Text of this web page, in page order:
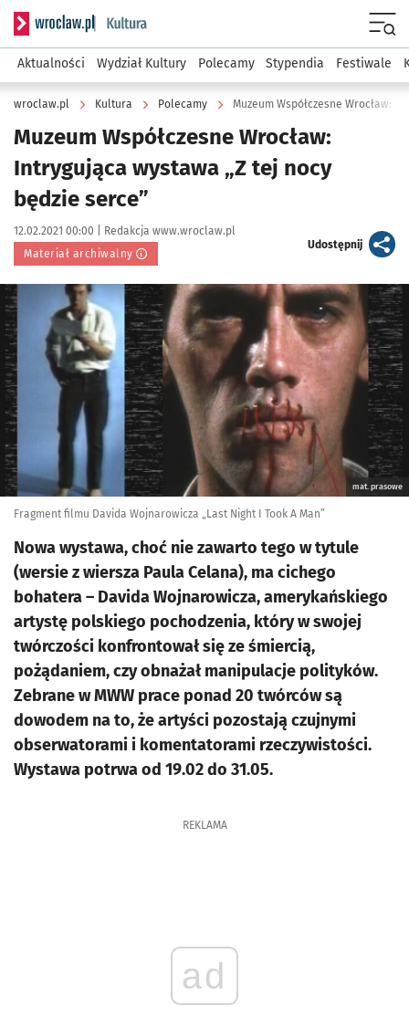
Serwis informacyjny wroclaw.pl podserwis: Kultura
Aktualności Wydział Kultury Polecamy Stypendia Festiwale
wroclaw.pl Kultura Polecamy Muzeum Współczesne Wrocław:
Muzeum Współczesne Wrocław:
Intrygująca wystawa „Z tej nocy
będzie serce”
Data publikacji:
12.02.2021 00:00 | Autor:
Redakcja www.wroclaw.pl
Materiał archiwalny
Udostępnijartykuł
Kliknij, aby powiększyć
mat. prasowe
Fragment filmu Davida Wojnarowicza „Last Night I Took A Man”
Nowa wystawa, choć nie zawarto tego w tytule
(wersie z wiersza Paula Celana), ma cichego
bohatera – Davida Wojnarowicza, amerykańskiego
artystę polskiego pochodzenia, który w swojej
twórczości konfrontował się ze śmiercią,
pożądaniem, czy obnażał manipulacje polityków.
Zebrane w MWW prace ponad 20 twórców są
dowodem na to, że artyści pozostają czujnymi
obserwatorami i komentatorami rzeczywistości.
Wystawa potrwa od 19.02 do 31.05.
REKLAMA
ad